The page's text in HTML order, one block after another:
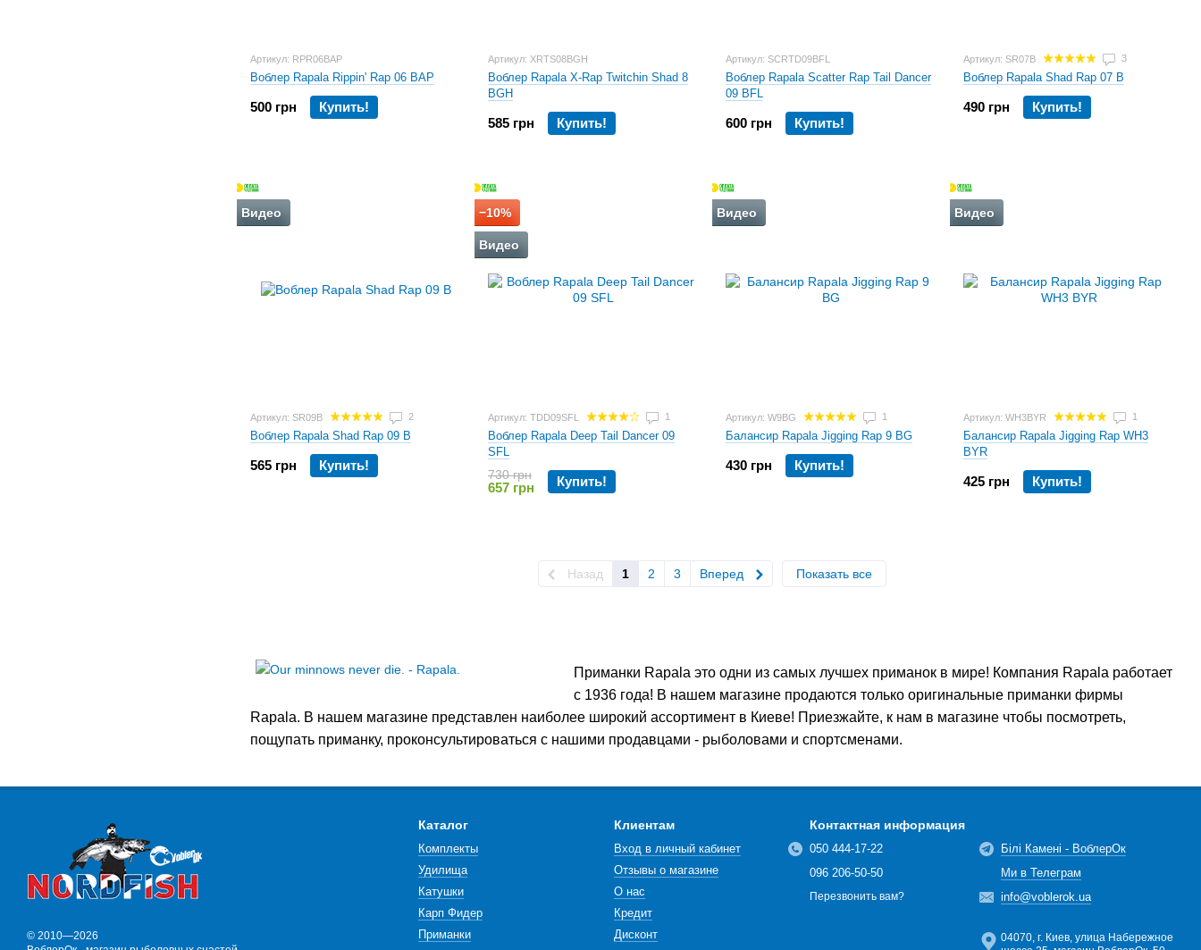
Приманки Rapala это одни из самых лучшех приманок в мире! Компания Rapala работает
с 1936 года! В нашем магазине продаются только оригинальные приманки фирмы
Rapala. В нашем магазине представлен наиболее широкий ассортимент в Киеве! Приезжайте, к нам в магазине чтобы посмотреть,
пощупать приманку, проконсультироваться с нашими продавцами - рыболовами и спортсменами.
Артикул: RPR06BAP
Воблер Rapala Rippin' Rap 06 BAP
500 грн Купить!
Артикул: XRTS08BGH
Воблер Rapala X-Rap Twitchin Shad 8
BGH
585 грн Купить!
Артикул: SCRTD09BFL
Воблер Rapala Scatter Rap Tail Dancer
09 BFL
600 грн Купить!
Артикул: SR07B 3
Воблер Rapala Shad Rap 07 B
490 грн Купить!
Видео
Артикул: SR09B 2
Воблер Rapala Shad Rap 09 B
565 грн Купить!
−10%
Видео
Артикул: TDD09SFL 1
Воблер Rapala Deep Tail Dancer 09
SFL
730 грн
657 грн Купить!
Видео
Артикул: W9BG 1
Балансир Rapala Jigging Rap 9 BG
430 грн Купить!
Видео
Артикул: WH3BYR 1
Балансир Rapala Jigging Rap WH3
BYR
425 грн Купить!
Назад 1 2 3 Вперед Показать все
© 2010—2026
Каталог
Комплекты
Удилища
Катушки
Карп Фидер
Приманки
Клиентам
Вход в личный кабинет
Отзывы о магазине
О нас
Кредит
Дисконт
Контактная информация
050 444-17-22
096 206-50-50
Перезвонить вам?
Білі Камені - ВоблерОк
Ми в Телеграм
info@voblerok.ua
04070, г. Киев, улица Набережное